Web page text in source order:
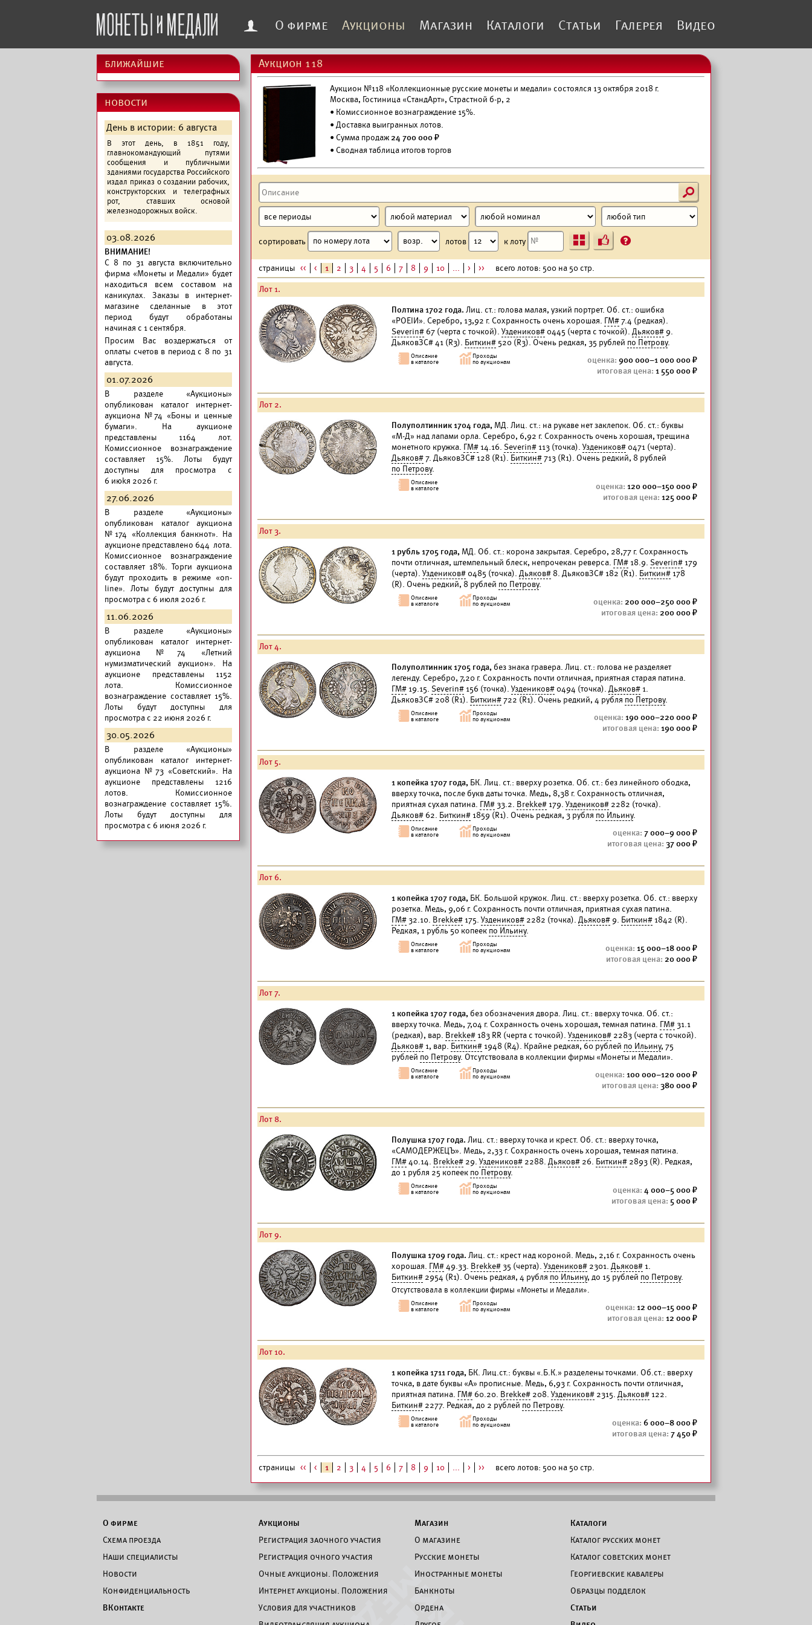
f О фирме Аукционы Магазин Каталоги Статьи Галерея Видео
ближайшие
новости
День в истории: 6 августа
В этот день, в 1851 году,
главнокомандующий путями
сообщения и публичными
зданиями государства Российского
издал приказ о создании рабочих,
конструкторских и телеграфных
рот, ставших основой
железнодорожных войск.
03.08.2026
ВНИМАНИЕ!
C 8 по 31 августа включительно
фирма «Монеты и Медали» будет
находиться всем составом на
каникулах. Заказы в интернет-
магазине сделанные в этот
период будут обработаны
начиная с 1 сентября.
Просим Вас воздержаться от
оплаты счетов в период с 8 по 31
августа.
01.07.2026
В разделе «Аукционы»
опубликован каталог интернет-
аукциона №74 «Боны и ценные
бумаги». На аукционе
представлены 1164 лот.
Комиссионное вознаграждение
составляет 15%. Лоты будут
доступны для просмотра с
6 июkя 2026 г.
27.06.2026
В разделе «Аукционы»
опубликован каталог аукциона
№174 «Коллекция банкнот». На
аукционе представлено 644 лота.
Комиссионное вознаграждение
составляет 18%. Торги аукциона
будут проходить в режиме «on-
line». Лоты будут доступны для
просмотра с 6 июля 2026 г.
11.06.2026
В разделе «Аукционы»
опубликован каталог интернет-
аукциона №74 «Летний
нумизматический аукцион». На
аукционе представлены 1152
лота. Комиссионное
вознаграждение составляет 15%.
Лоты будут доступны для
просмотра с 22 июня 2026 г.
30.05.2026
В разделе «Аукционы»
опубликован каталог интернет-
аукциона №73 «Советский». На
аукционе представлены 1216
лотов. Комиссионное
вознаграждение составляет 15%.
Лоты будут доступны для
просмотра с 6 июня 2026 г.
Аукцион 118
Аукцион №118 «Коллекционные русские монеты и медали» состоялся 13 октября 2018 г.
Москва, Гостиница «СтандАрт», Страстной б-р, 2
• Комиссионное вознаграждение 15%.
• Доставка выигранных лотов.
• Сумма продаж 24 700 000 ₽
• Сводная таблица итогов торгов
s
сортировать лотов к лоту Ъ ?
страницы << < 1 2 3 4 5 6 7 8 9 10 ... > >> всего лотов: 500 на 50 стр.
Лот 1.
Полтина 1702 года. Лиц. ст.: голова малая, узкий портрет. Об. ст.: ошибка
«РОЕIИ». Серебро, 13,92 г. Сохранность очень хорошая. ГМ#7.4 (редкая).
Severin# 67 (черта с точкой). Уздеников# 0445 (черта с точкой). Дьяков# 9.
ДьяковЗС# 41 (R3). Биткин# 520 (R3). Очень редкая, 35 рублей по Петрову.
900 000–1 000 000
1 550 000
Лот 2.
Полуполтинник 1704 года, МД. Лиц. ст.: на рукаве нет заклепок. Об. ст.: буквы
«М-Д» над лапами орла. Серебро, 6,92 г. Сохранность очень хорошая, трещина
монетного кружка. ГМ# 14.16. Severin# 113 (точка). Уздеников# 0471 (черта).
Дьяков#7. ДьяковЗС# 128 (R1). Биткин#713 (R1). Очень редкий, 8 рублей
по Петрову.
120 000–150 000
125 000
Лот 3.
1 рубль 1705 года, МД. Об. ст.: корона закрытая. Серебро, 28,77 г. Сохранность
почти отличная, штемпельный блеск, непрочекан реверса. ГМ# 18.9. Severin# 179
(черта). Уздеников# 0485 (точка). Дьяков# 8. ДьяковЗС# 182 (R1). Биткин# 178
(R). Очень редкий, 8 рублей по Петрову.
200 000–250 000
200 000
Лот 4.
Полуполтинник 1705 года, без знака гравера. Лиц. ст.: голова не разделяет
легенду. Серебро, 7,20 г. Сохранность почти отличная, приятная старая патина.
ГМ# 19.15. Severin# 156 (точка). Уздеников# 0494 (точка). Дьяков# 1.
ДьяковЗС# 208 (R1). Биткин#722 (R1). Очень редкий, 4 рубля по Петрову.
190 000–220 000
190 000
Лот 5.
1 копейка 1707 года, БК. Лиц. ст.: вверху розетка. Об. ст.: без линейного ободка,
вверху точка, после букв даты точка. Медь, 8,38 г. Сохранность отличная,
приятная сухая патина. ГМ#33.2. Brekke# 179. Уздеников# 2282 (точка).
Дьяков# 62. Биткин# 1859 (R1). Очень редкая, 3 рубля по Ильину.
7 000–9 000
37 000
Лот 6.
1 копейка 1707 года, БК. Большой кружок. Лиц. ст.: вверху розетка. Об. ст.: вверху
розетка. Медь, 9,06 г. Сохранность почти отличная, приятная сухая патина.
ГМ#32.10. Brekke# 175. Уздеников# 2282 (точка). Дьяков# 9. Биткин# 1842 (R).
Редкая, 1 рубль 50 копеек по Ильину.
15 000–18 000
20 000
Лот 7.
1 копейка 1707 года, без обозначения двора. Лиц. ст.: вверху точка. Об. ст.:
вверху точка. Медь, 7,04 г. Сохранность очень хорошая, темная патина. ГМ#31.1
(редкая), вар. Brekke# 183 RR (черта с точкой). Уздеников# 2283 (черта с точкой).
Дьяков# 1, вар. Биткин# 1948 (R4). Крайне редкая, 60 рублей по Ильину, 75
рублей по Петрову. Отсутствовала в коллекции фирмы «Монеты и Медали».
100 000–120 000
380 000
Лот 8.
Полушка 1707 года. Лиц. ст.: вверху точка и крест. Об. ст.: вверху точка,
«САМОДЕРЖЕЦЪ». Медь, 2,33 г. Сохранность очень хорошая, темная патина.
ГМ#40.14. Brekke# 29. Уздеников# 2288. Дьяков# 26. Биткин# 2893 (R). Редкая,
до 1 рубля 25 копеек по Петрову.
4 000–5 000
5 000
Лот 9.
Полушка 1709 года. Лиц. ст.: крест над короной. Медь, 2,16 г. Сохранность очень
хорошая. ГМ#49.33. Brekke#35 (черта). Уздеников# 2301. Дьяков# 1.
Биткин# 2954 (R1). Очень редкая, 4 рубля по Ильину, до 15 рублей по Петрову.
Отсутствовала в коллекции фирмы «Монеты и Медали».
12 000–15 000
12 000
Лот 10.
1 копейка 1711 года, БК. Лиц.ст.: буквы «.Б.К.» разделены точками. Об.ст.: вверху
точка, в дате буквы «А» прописные. Медь, 6,93 г. Сохранность почти отличная,
приятная патина. ГМ# 60.20. Brekke# 208. Уздеников# 2315. Дьяков# 122.
Биткин# 2277. Редкая, до 2 рублей по Петрову.
6 000–8 000
7 450
страницы << < 1 2 3 4 5 6 7 8 9 10 ... > >> всего лотов: 500 на 50 стр.
О фирме
Схема проезда
Наши специалисты
Новости
Конфиденциальность
ВКонтакте
Аукционы
Регистрация заочного участия
Регистрация очного участия
Очные аукционы. Положения
Интернет аукционы. Положения
Условия для участников
Магазин
О магазине
Русские монеты
Иностранные монеты
Банкноты
Ордена
Каталоги
Каталог русских монет
Каталог советских монет
Георгиевские кавалеры
Образцы подделок
Статьи